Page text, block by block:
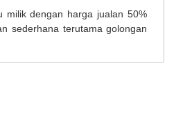
milik dengan harga jualan 50%
sederhana terutama golongan